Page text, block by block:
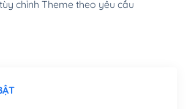
Mail cho site Wordpress(+100,000₫)
miền
chỉnh Theme theo yêu cầu